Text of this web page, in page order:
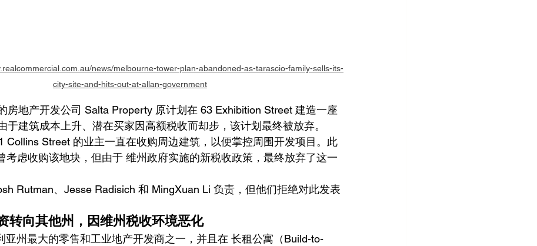
news/melbourne-tower-plan-abandoned-as-tarascio-family-sells-its-
city-site-and-hits-out-at-allan-government
房地产开发公司 Salta Property 原计划在 63 Exhibition Street 建造一座
于建筑成本上升、潜在买家因高额税收而却步，该计划最终被放弃。
Collins Street 的业主一直在收购周边建筑，以便掌控周围开发项目。此
考虑收购该地块，但由于 维州政府实施的新税收政策，最终放弃了这一
Rutman、Jesse Radisich 和 MingXuan Li 负责，但他们拒绝对此发表
转向其他州，因维州税收环境恶化
亚州最大的零售和工业地产开发商之一，并且在 长租公寓（Build-to-